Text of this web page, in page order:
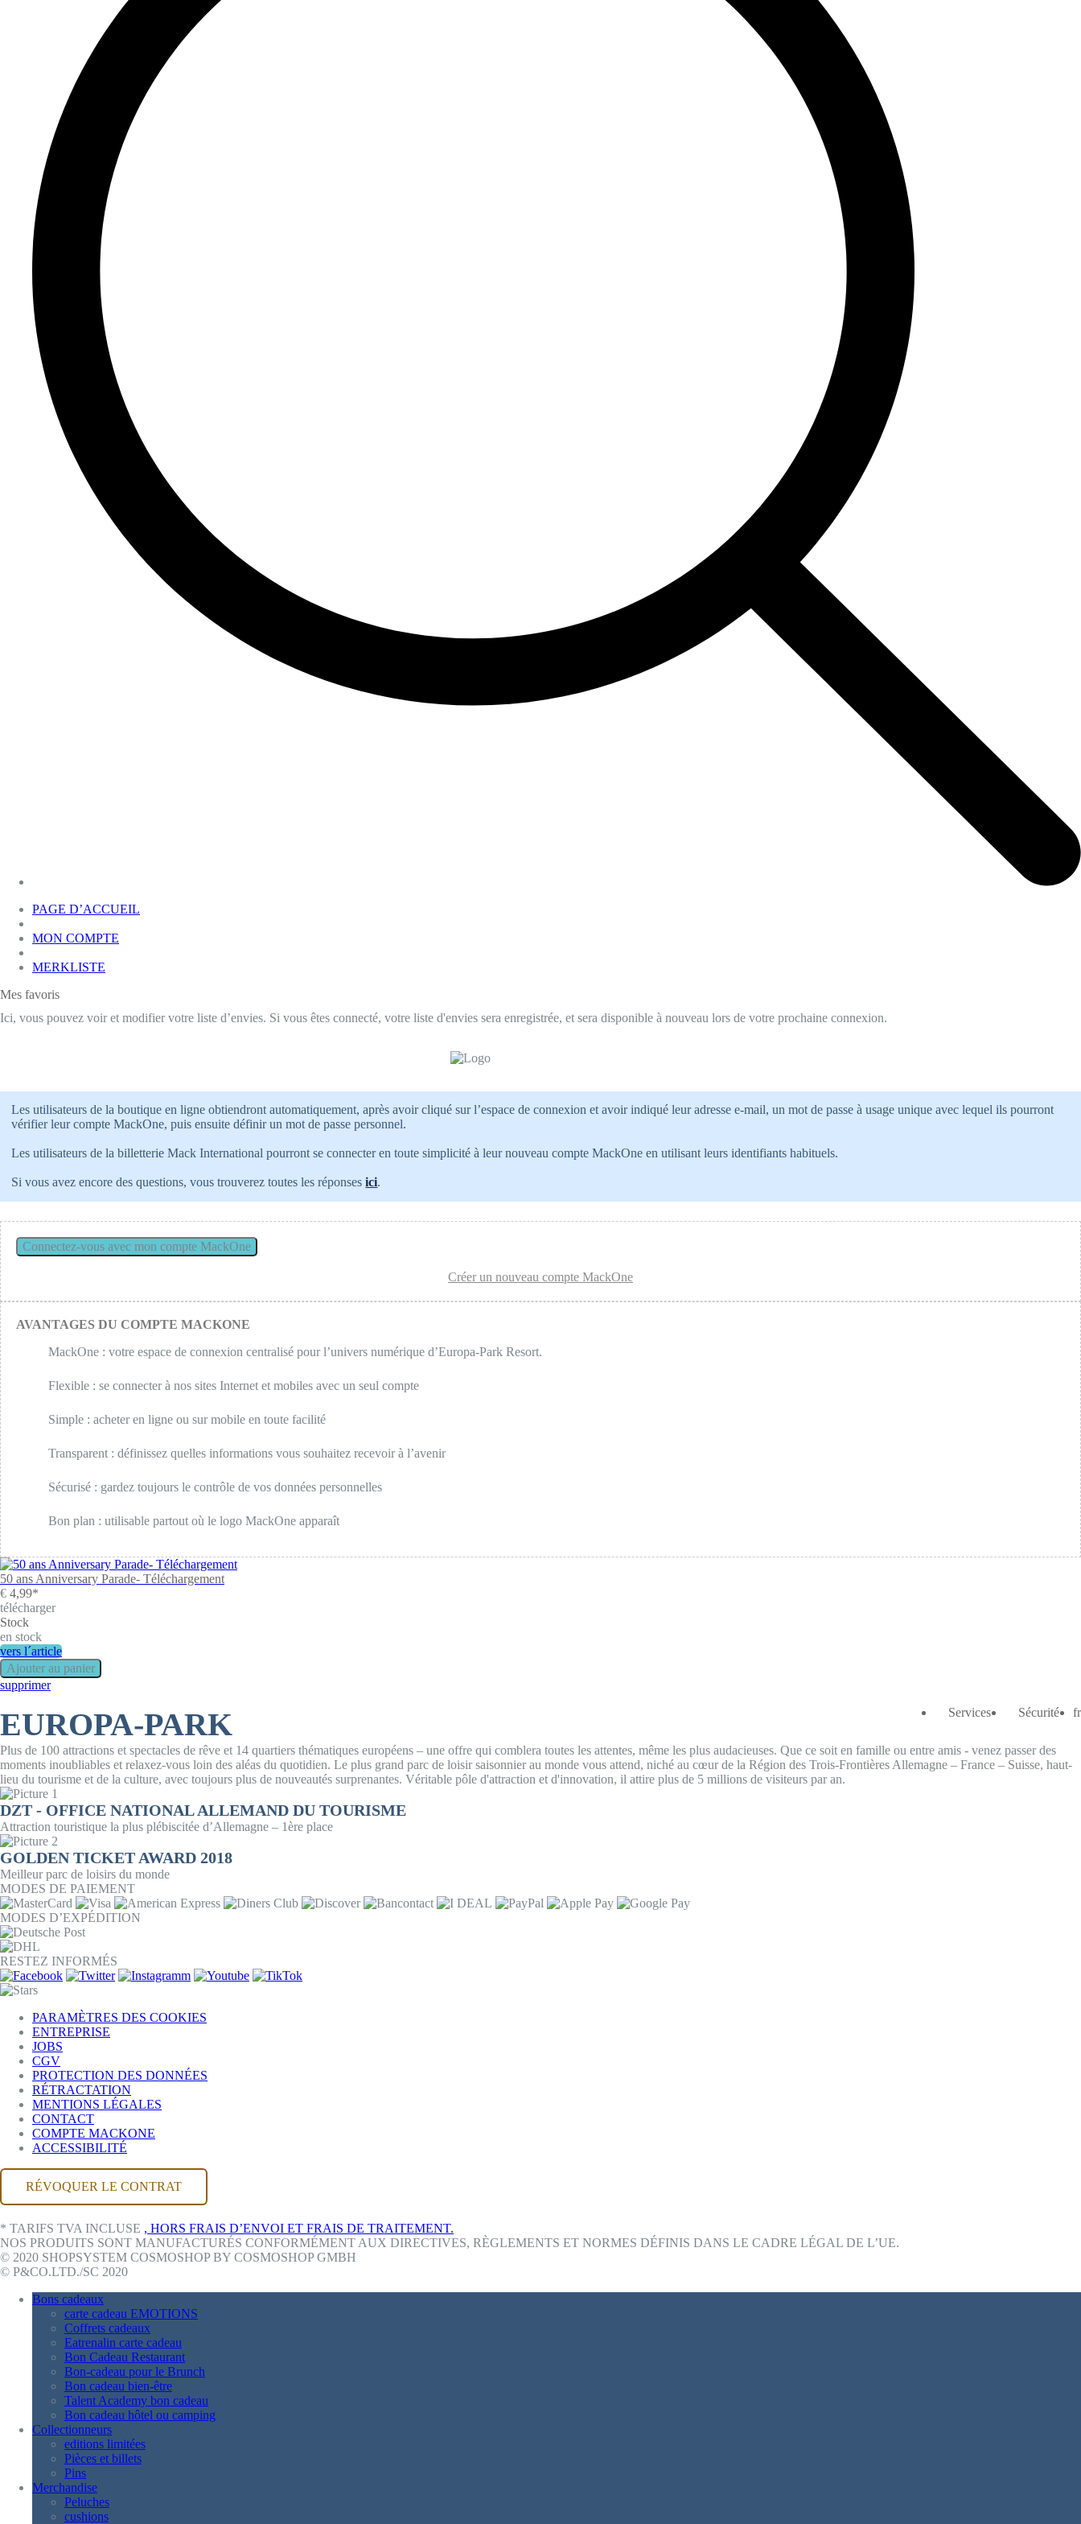
PAGE D’ACCUEIL
MON COMPTE
MERKLISTE
Mes favoris
Ici, vous pouvez voir et modifier votre liste d’envies. Si vous êtes connecté, votre liste d'envies sera enregistrée, et sera disponible à nouveau lors de votre prochaine connexion.
Les utilisateurs de la boutique en ligne obtiendront automatiquement, après avoir cliqué sur l’espace de connexion et avoir indiqué leur adresse e-mail, un mot de passe à usage unique avec lequel ils pourront
vérifier leur compte MackOne, puis ensuite définir un mot de passe personnel.
Les utilisateurs de la billetterie Mack International pourront se connecter en toute simplicité à leur nouveau compte MackOne en utilisant leurs identifiants habituels.
Si vous avez encore des questions, vous trouverez toutes les réponsesici.
AVANTAGES DU COMPTE MACKONE
MackOne : votre espace de connexion centralisé pour l’univers numérique d’Europa-Park Resort.
Flexible : se connecter à nos sites Internet et mobiles avec un seul compte
Simple : acheter en ligne ou sur mobile en toute facilité
Transparent : définissez quelles informations vous souhaitez recevoir à l’avenir
Sécurisé : gardez toujours le contrôle de vos données personnelles
Bon plan : utilisable partout où le logo MackOne apparaît
50 ans Anniversary Parade- Téléchargement
€ 4,99*
télécharger
Stock
en stock
vers l´article
supprimer
fr
Sécurité
Services
EUROPA-PARK
Plus de 100 attractions et spectacles de rêve et 14 quartiers thématiques européens – une offre qui comblera toutes les attentes, même les plus audacieuses. Que ce soit en famille ou entre amis - venez passer des
moments inoubliables et relaxez-vous loin des aléas du quotidien. Le plus grand parc de loisir saisonnier au monde vous attend, niché au cœur de la Région des Trois-Frontières Allemagne – France – Suisse, haut-
lieu du tourisme et de la culture, avec toujours plus de nouveautés surprenantes. Véritable pôle d'attraction et d'innovation, il attire plus de 5 millions de visiteurs par an.
DZT - OFFICE NATIONAL ALLEMAND DU TOURISME
Attraction touristique la plus plébiscitée d’Allemagne – 1ère place
GOLDEN TICKET AWARD 2018
Meilleur parc de loisirs du monde
MODES DE PAIEMENT
MODES D’EXPÉDITION
RESTEZ INFORMÉS
PARAMÈTRES DES COOKIES
ENTREPRISE
JOBS
CGV
PROTECTION DES DONNÉES
RÉTRACTATION
MENTIONS LÉGALES
CONTACT
COMPTE MACKONE
ACCESSIBILITÉ
RÉVOQUER LE CONTRAT
* TARIFS TVA INCLUSE , HORS FRAIS D’ENVOI ET FRAIS DE TRAITEMENT.
NOS PRODUITS SONT MANUFACTURÉS CONFORMÉMENT AUX DIRECTIVES, RÈGLEMENTS ET NORMES DÉFINIS DANS LE CADRE LÉGAL DE L’UE.
© 2020 SHOPSYSTEM COSMOSHOP BY COSMOSHOP GMBH
© P&CO.LTD./SC 2020
Bons cadeaux
carte cadeau EMOTIONS
Coffrets cadeaux
Eatrenalin carte cadeau
Bon Cadeau Restaurant
Bon-cadeau pour le Brunch
Bon cadeau bien-être
Talent Academy bon cadeau
Bon cadeau hôtel ou camping
Collectionneurs
editions limitées
Pièces et billets
Pins
Merchandise
Peluches
cushions